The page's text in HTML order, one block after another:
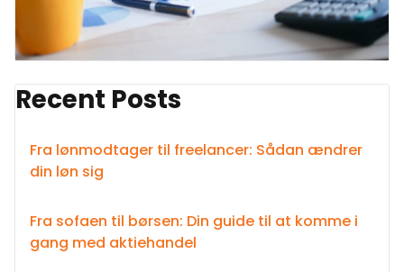
Recent Posts
Fra lønmodtager til freelancer: Sådan ændrer
din løn sig
Fra sofaen til børsen: Din guide til at komme i
gang med aktiehandel